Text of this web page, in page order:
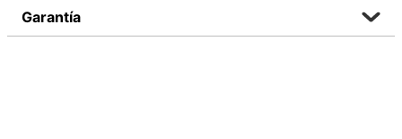
Garantía